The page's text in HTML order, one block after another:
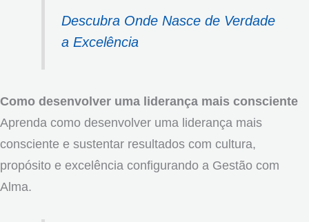
Descubra Onde Nasce de Verdade
a Excelência
Como desenvolver uma liderança mais consciente
Aprenda como desenvolver uma liderança mais
consciente e sustentar resultados com cultura,
propósito e excelência configurando a Gestão com
Alma.